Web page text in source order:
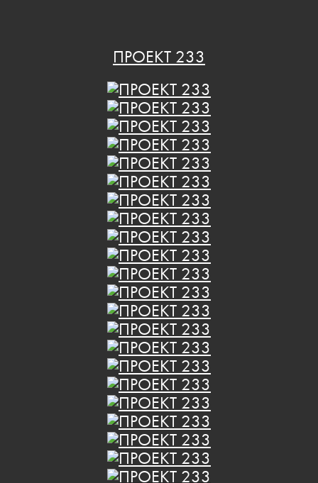
ПРОЕКТ 233